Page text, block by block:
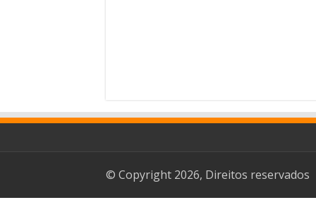
© Copyright 2026, Direitos reservados